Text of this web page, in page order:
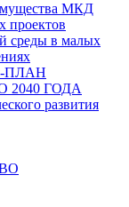
МКД
проектов
среды в малых
ПЛАН
ГОДА
развития